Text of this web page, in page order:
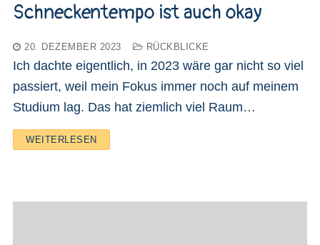
Schneckentempo ist auch okay
20. DEZEMBER 2023 RÜCKBLICKE
Ich dachte eigentlich, in 2023 wäre gar nicht so viel
passiert, weil mein Fokus immer noch auf meinem
Studium lag. Das hat ziemlich viel Raum…
WEITERLESEN